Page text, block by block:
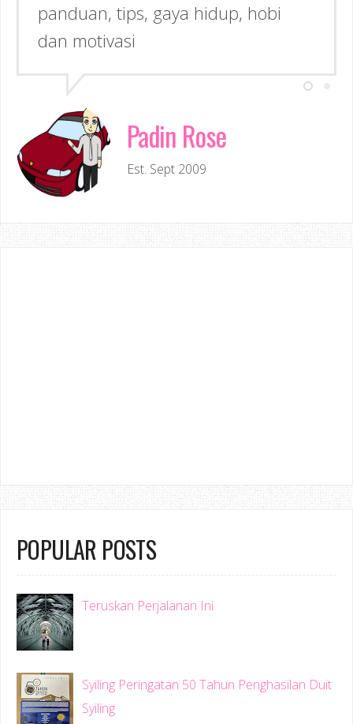
panduan, tips, gaya hidup, hobi
dan motivasi
Inspirasi kepada anda!
Padin Rose
Est. Sept 2009
POPULAR POSTS
Teruskan Perjalanan Ini
Syiling Peringatan 50 Tahun Penghasilan Duit
Syiling